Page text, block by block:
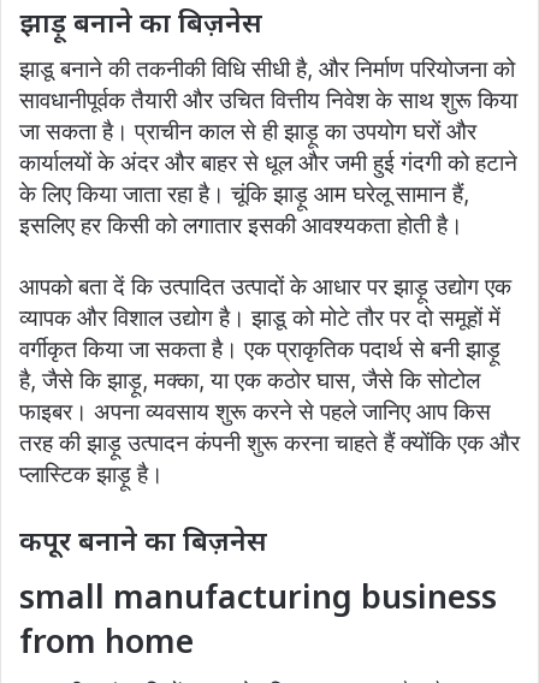
झाड़ू बनाने का बिज़नेस
झाडू बनाने की तकनीकी विधि सीधी है, और निर्माण परियोजना को
सावधानीपूर्वक तैयारी और उचित वित्तीय निवेश के साथ शुरू किया
जा सकता है। प्राचीन काल से ही झाड़ू का उपयोग घरों और
कार्यालयों के अंदर और बाहर से धूल और जमी हुई गंदगी को हटाने
के लिए किया जाता रहा है। चूंकि झाड़ू आम घरेलू सामान हैं,
इसलिए हर किसी को लगातार इसकी आवश्यकता होती है।
आपको बता दें कि उत्पादित उत्पादों के आधार पर झाड़ू उद्योग एक
व्यापक और विशाल उद्योग है। झाडू को मोटे तौर पर दो समूहों में
वर्गीकृत किया जा सकता है। एक प्राकृतिक पदार्थ से बनी झाड़ू
है, जैसे कि झाड़ू, मक्का, या एक कठोर घास, जैसे कि सोटोल
फाइबर। अपना व्यवसाय शुरू करने से पहले जानिए आप किस
तरह की झाड़ू उत्पादन कंपनी शुरू करना चाहते हैं क्योंकि एक और
प्लास्टिक झाड़ू है।
कपूर बनाने का बिज़नेस
small manufacturing business
from home